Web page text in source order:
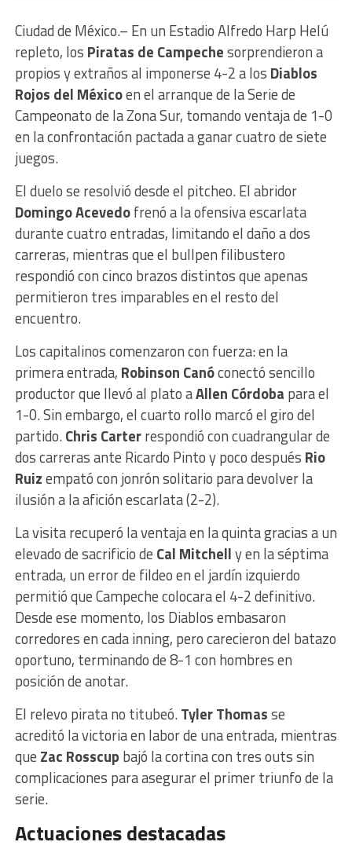
Ciudad de México.– En un Estadio Alfredo Harp Helú
repleto, los Piratas de Campechesorprendieron a
propios y extraños al imponerse 4-2 a los Diablos
Rojos del Méxicoen el arranque de la Serie de
Campeonato de la Zona Sur, tomando ventaja de 1-0
en la confrontación pactada a ganar cuatro de siete
juegos.
El duelo se resolvió desde el pitcheo. El abridor
Domingo Acevedofrenó a la ofensiva escarlata
durante cuatro entradas, limitando el daño a dos
carreras, mientras que el bullpen filibustero
respondió con cinco brazos distintos que apenas
permitieron tres imparables en el resto del
encuentro.
Los capitalinos comenzaron con fuerza: en la
primera entrada, Robinson Canóconectó sencillo
productor que llevó al plato aAllen Córdoba para el
1-0. Sin embargo, el cuarto rollo marcó el giro del
partido.Chris Carterrespondió con cuadrangular de
dos carreras ante Ricardo Pinto y poco después Rio
Ruizempató con jonrón solitario para devolver la
ilusión a la afición escarlata (2-2).
La visita recuperó la ventaja en la quinta gracias a un
elevado de sacrificio de Cal Mitchelly en la séptima
entrada, un error de fildeo en el jardín izquierdo
permitió que Campeche colocara el 4-2 definitivo.
Desde ese momento, los Diablos embasaron
corredores en cada inning, pero carecieron del batazo
oportuno, terminando de 8-1 con hombres en
posición de anotar.
El relevo pirata no titubeó.Tyler Thomasse
acreditó la victoria en labor de una entrada, mientras
que Zac Rosscup bajó la cortina con tres outs sin
complicaciones para asegurar el primer triunfo de la
serie.
Actuaciones destacadas